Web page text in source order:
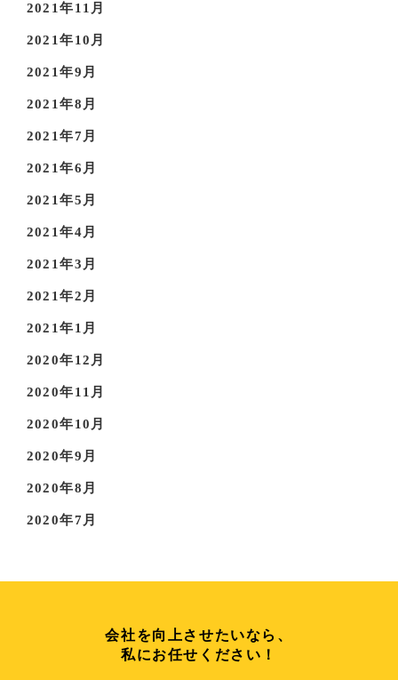
2021年11月
2021年10月
2021年9月
2021年8月
2021年7月
2021年6月
2021年5月
2021年4月
2021年3月
2021年2月
2021年1月
2020年12月
2020年11月
2020年10月
2020年9月
2020年8月
2020年7月
会社を向上させたいなら、
私にお任せください！